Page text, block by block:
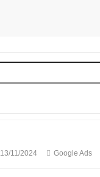
13/11/2024 Google Ads